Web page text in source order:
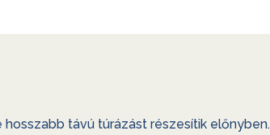
hosszabb távú túrázást részesítik előnyben.